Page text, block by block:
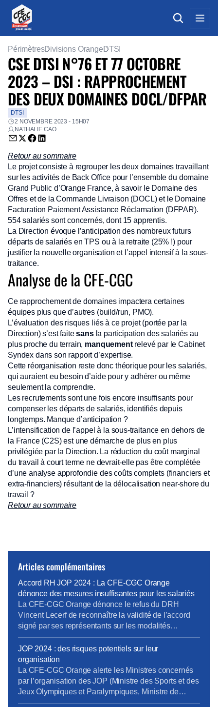
PérimètresDivisions Orange DTSI
CSE DTSI N°76 ET 77 OCTOBRE
2023 – DSI : RAPPROCHEMENT
DES DEUX DOMAINES DOCL/DFPAR
DTSI
2 NOVEMBRE 2023 - 15H07
NATHALIE CAO
Envoyer par email (nouvelle fenêtre)
Partager sur Twitter (nouvelle fenêtre)
Partager sur Facebook (nouvelle fenêtre)
Partager sur LinkedIn (nouvelle fenêtre)
Retour au sommaire
Le projet consiste à regrouper les deux domaines travaillant
sur les activités de Back Office pour l’ensemble du domaine
Grand Public d’Orange France, à savoir le Domaine des
Offres et de la Commande Livraison (DOCL) et le Domaine
Facturation Paiement Assistance Réclamation (DFPAR).
554 salariés sont concernés, dont 15 apprentis.
La Direction évoque l’anticipation des nombreux futurs
départs de salariés en TPS ou à la retraite (25% !) pour
justifier la nouvelle organisation et l’appel intensif à la sous-
traitance.
Analyse de la CFE-CGC
Ce rapprochement de domaines impactera certaines
équipes plus que d’autres (build/run, PMO).
L’évaluation des risques liés à ce projet (portée par la
Direction) s’est faitesansla participation des salariés au
plus proche du terrain, manquementrelevé par le Cabinet
Syndex dans son rapport d’expertise.
Cette réorganisation reste donc théorique pour les salariés,
qui auraient eu besoin d’aide pour y adhérer ou même
seulement la comprendre.
Les recrutements sont une fois encore insuffisants pour
compenser les départs de salariés, identifiés depuis
longtemps. Manque d’anticipation ?
L’intensification de l’appel à la sous-traitance en dehors de
la France (C2S) est une démarche de plus en plus
privilégiée par la Direction. La réduction du coût marginal
du travail à court terme ne devrait-elle pas être complétée
d’une analyse approfondie des coûts complets (financiers et
extra-financiers) résultant de la délocalisation near-shore du
travail ?
Retour au sommaire
Articles complémentaires
Accord RH JOP 2024 : La CFE-CGC Orange
dénonce des mesures insuffisantes pour les salariés
La CFE-CGC Orange dénonce le refus du DRH
Vincent Lecerf de reconnaître la validité de l’accord
signé par ses représentants sur les modalités
d’accompagnement RH des salariés dans le cadre
des Jeux Olympiques de Paris 2024. Ce refus met en
péril la mise en œuvre de ces mesures et menace le
bon déroulement des Jeux, […]
JOP 2024 : des risques potentiels sur leur
organisation
La CFE-CGC Orange alerte les Ministres concernés
par l’organisation des JOP (Ministre des Sports et des
Jeux Olympiques et Paralympiques, Ministre de
l’Intérieur, Ministre de l’Economie et des Finance) et